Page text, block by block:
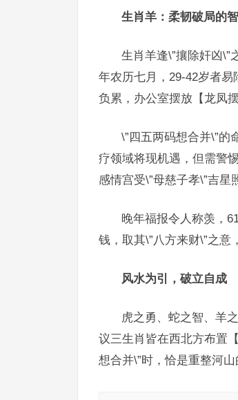
生肖羊：柔韧破局的
生肖羊逢\”攘除奸凶
年农历七月，29-42岁者易
负累，办公室摆放【龙凤
\”四五两码想合并\”的
疗领域将现机遇，但需警
感情宫受\”母慈子孝\”吉星
晚年福报令人称羡，
钱，取其\”八方来财\”之意
风水为引，破立自成
虎之勇、蛇之智、羊
议三生肖皆在西北方布置
想合并\”时，恰是重整河